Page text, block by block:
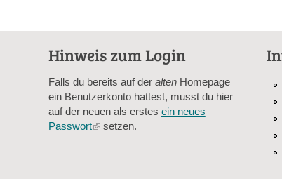
Hinweis zum Login
Falls du bereits auf der altenHomepage
ein Benutzerkonto hattest, musst du hier
auf der neuen als erstes ein neues
Passwort(linksetzen.